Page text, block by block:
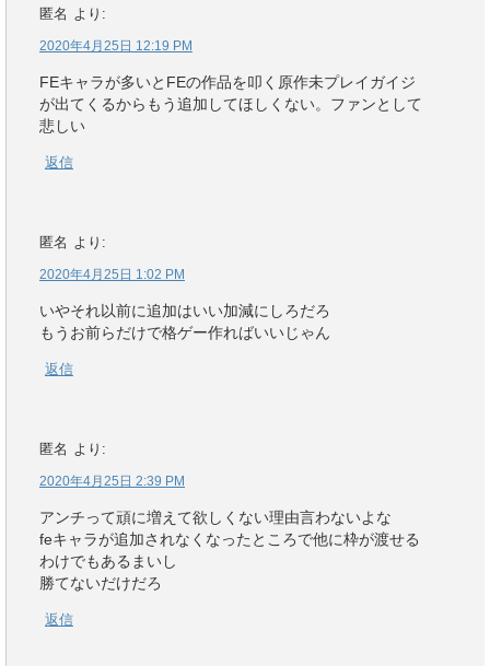
匿名 より:
2020年4月25日 12:19 PM
FEキャラが多いとFEの作品を叩く原作未プレイガイジ
が出てくるからもう追加してほしくない。ファンとして
悲しい
返信
匿名 より:
2020年4月25日 1:02 PM
いやそれ以前に追加はいい加減にしろだろ
もうお前らだけで格ゲー作ればいいじゃん
返信
匿名 より:
2020年4月25日 2:39 PM
アンチって頑に増えて欲しくない理由言わないよな
feキャラが追加されなくなったところで他に枠が渡せる
わけでもあるまいし
勝てないだけだろ
返信